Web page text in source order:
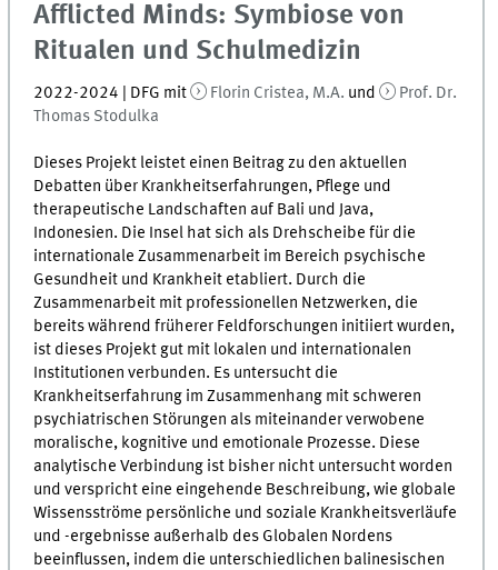
Afflicted Minds: Symbiose von
Ritualen und Schulmedizin
2022-2024 | DFG mit Florin Cristea, M.A. und
Prof. Dr.
Thomas Stodulka
Dieses Projekt leistet einen Beitrag zu den aktuellen
Debatten über Krankheitserfahrungen, Pflege und
therapeutische Landschaften auf Bali und Java,
Indonesien. Die Insel hat sich als Drehscheibe für die
internationale Zusammenarbeit im Bereich psychische
Gesundheit und Krankheit etabliert. Durch die
Zusammenarbeit mit professionellen Netzwerken, die
bereits während früherer Feldforschungen initiiert wurden,
ist dieses Projekt gut mit lokalen und internationalen
Institutionen verbunden. Es untersucht die
Krankheitserfahrung im Zusammenhang mit schweren
psychiatrischen Störungen als miteinander verwobene
moralische, kognitive und emotionale Prozesse. Diese
analytische Verbindung ist bisher nicht untersucht worden
und verspricht eine eingehende Beschreibung, wie globale
Wissensströme persönliche und soziale Krankheitsverläufe
und -ergebnisse außerhalb des Globalen Nordens
beeinflussen, indem die unterschiedlichen balinesischen